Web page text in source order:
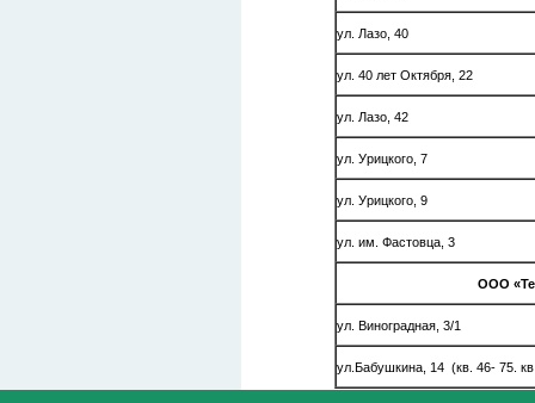
ул. Лазо, 40
ул. 40 лет Октября, 22
ул. Лазо, 42
ул. Урицкого, 7
ул. Урицкого, 9
ул. им. Фастовца, 3
ООО
ул. Виноградная, 3/1
ул.Бабушкина, 14 (кв. 46- 75.